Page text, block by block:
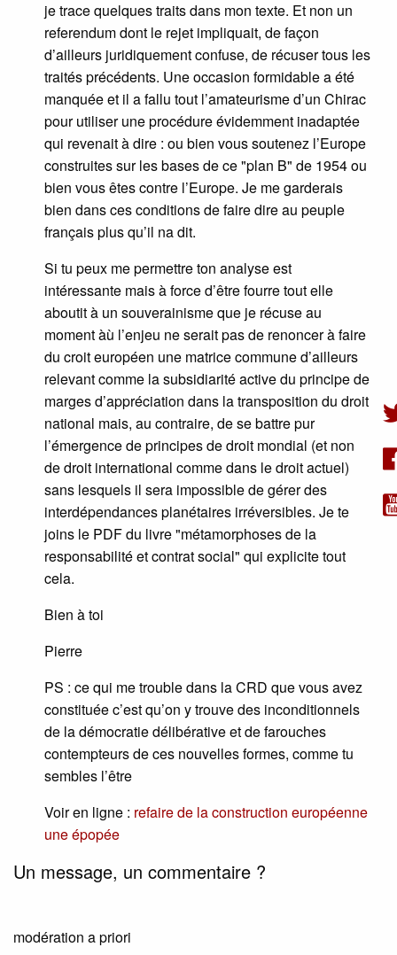
je trace quelques traits dans mon texte. Et non un
referendum dont le rejet impliquait, de façon
d’ailleurs juridiquement confuse, de récuser tous les
traités précédents. Une occasion formidable a été
manquée et il a fallu tout l’amateurisme d’un Chirac
pour utiliser une procédure évidemment inadaptée
qui revenait à dire : ou bien vous soutenez l’Europe
construites sur les bases de ce "plan B" de 1954 ou
bien vous êtes contre l’Europe. Je me garderais
bien dans ces conditions de faire dire au peuple
français plus qu’il na dit.
Si tu peux me permettre ton analyse est
intéressante mais à force d’être fourre tout elle
aboutit à un souverainisme que je récuse au
moment àù l’enjeu ne serait pas de renoncer à faire
du croit européen une matrice commune d’ailleurs
relevant comme la subsidiarité active du principe de
marges d’appréciation dans la transposition du droit
national mais, au contraire, de se battre pur
l’émergence de principes de droit mondial (et non
de droit international comme dans le droit actuel)
sans lesquels il sera impossible de gérer des
interdépendances planétaires irréversibles. Je te
joins le PDF du livre "métamorphoses de la
responsabilité et contrat social" qui explicite tout
cela.
Bien à toi
Pierre
PS : ce qui me trouble dans la CRD que vous avez
constituée c’est qu’on y trouve des inconditionnels
de la démocratie délibérative et de farouches
contempteurs de ces nouvelles formes, comme tu
sembles l’être
Voir en ligne : refaire de la construction européenne
une épopée
Un message, un commentaire ?
modération a priori